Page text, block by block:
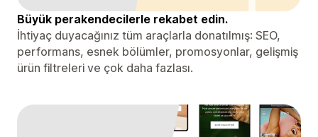
Büyük perakendecilerle rekabet edin.
İhtiyaç duyacağınız tüm araçlarla donatılmış: SEO,
performans, esnek bölümler, promosyonlar, gelişmiş
ürün filtreleri ve çok daha fazlası.